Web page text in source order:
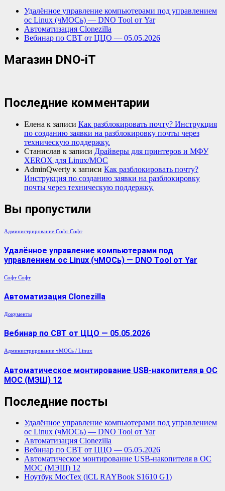
Удалённое управление компьютерами под управлением
ос Linux (чМОСь) — DNO Tool от Yar
Автоматизация Clonezilla
Вебинар по СВТ от ЦЦО — 05.05.2026
Магазин DNO-iT
Последние комментарии
Елена к записи Как разблокировать почту? Инструкция
по созданию заявки на разблокировку почты через
техническую поддержку.
Станислав к записи Драйверы для принтеров и МФУ
XEROX для Linux/МОС
AdminQwerty к записи Как разблокировать почту?
Инструкция по созданию заявки на разблокировку
почты через техническую поддержку.
Вы пропустили
Администрирование Софт Софт
Удалённое управление компьютерами под
управлением ос Linux (чМОСь) — DNO Tool от Yar
Софт Софт
Автоматизация Clonezilla
Документы
Вебинар по СВТ от ЦЦО — 05.05.2026
Администрирование чМОСь / Linux
Автоматическое монтирование USB-накопителя в ОС
МОС (МЭШ) 12
Последние посты
Удалённое управление компьютерами под управлением
ос Linux (чМОСь) — DNO Tool от Yar
Автоматизация Clonezilla
Вебинар по СВТ от ЦЦО — 05.05.2026
Автоматическое монтирование USB-накопителя в ОС
МОС (МЭШ) 12
Ноутбук МосТех (iCL RAYBook S1610 G1)